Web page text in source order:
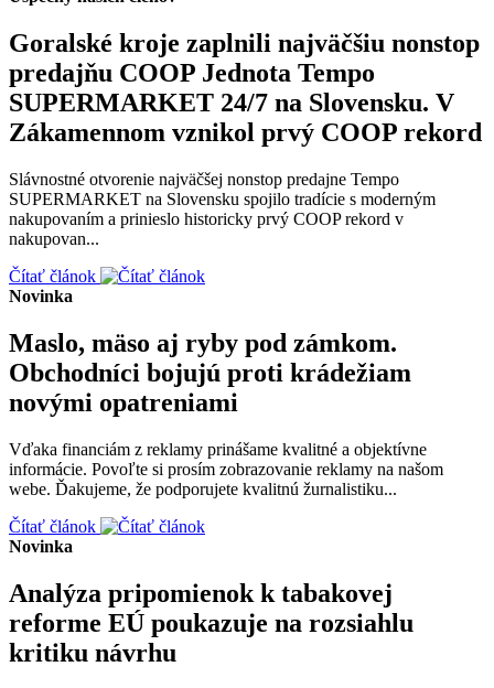
Goralské kroje zaplnili najväčšiu nonstop
predajňu COOP Jednota Tempo
SUPERMARKET 24/7 na Slovensku. V
Zákamennom vznikol prvý COOP rekord
Slávnostné otvorenie najväčšej nonstop predajne Tempo
SUPERMARKET na Slovensku spojilo tradície s moderným
nakupovaním a prinieslo historicky prvý COOP rekord v
nakupovan...
Čítať článok
Novinka
Maslo, mäso aj ryby pod zámkom.
Obchodníci bojujú proti krádežiam
novými opatreniami
Vďaka financiám z reklamy prinášame kvalitné a objektívne
informácie. Povoľte si prosím zobrazovanie reklamy na našom
webe. Ďakujeme, že podporujete kvalitnú žurnalistiku...
Čítať článok
Novinka
Analýza pripomienok k tabakovej
reforme EÚ poukazuje na rozsiahlu
kritiku návrhu